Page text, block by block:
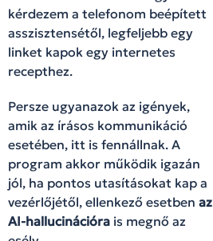
kérdezem a telefonom beépített
asszisztensétől, legfeljebb egy
linket kapok egy internetes
recepthez.
Persze ugyanazok az igények,
amik az írásos kommunikáció
esetében, itt is fennállnak. A
program akkor működik igazán
jól, ha pontos utasításokat kap a
vezérlőjétől, ellenkező esetben az
AI-hallucinációra is megnő az